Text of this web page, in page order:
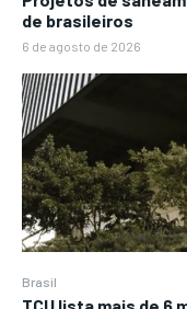
de brasileiros
6 de agosto de 2026
Brasil